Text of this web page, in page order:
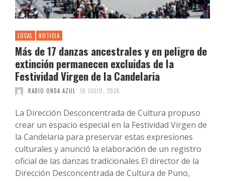
LOCAL NOTICIA
Más de 17 danzas ancestrales y en peligro de
extinción permanecen excluidas de la
Festividad Virgen de la Candelaria
RADIO ONDA AZUL 10 JULIO, 2026
La Dirección Desconcentrada de Cultura propuso
crear un espacio especial en la Festividad Virgen de
la Candelaria para preservar estas expresiones
culturales y anunció la elaboración de un registro
oficial de las danzas tradicionales El director de la
Dirección Desconcentrada de Cultura de Puno,